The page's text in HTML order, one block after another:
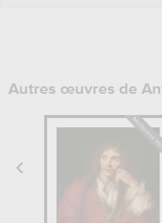
Autres œuvres de